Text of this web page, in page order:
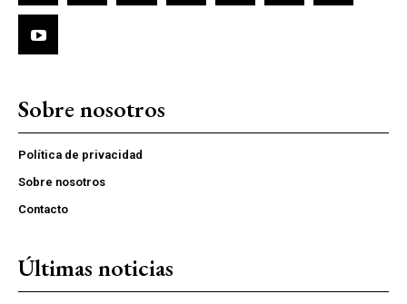
Sobre nosotros
Política de privacidad
Sobre nosotros
Contacto
Últimas noticias